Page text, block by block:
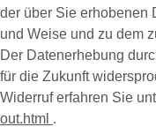
der über Sie erhobenen
und Weise und zu dem
Der Datenerhebung
für die Zukunft
Widerruf erfahren Sie
out.html .